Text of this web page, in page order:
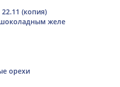
(копия)
желе
орехи